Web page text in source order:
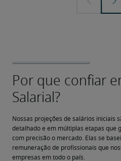
Nossas projeções de salários iniciais
detalhado e em múltiplas etapas que
com precisão o mercado. Elas se
remuneração de profissionais que
empresas em todo o país.